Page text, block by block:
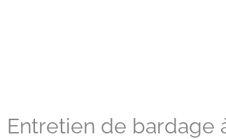
Entretien de bardage